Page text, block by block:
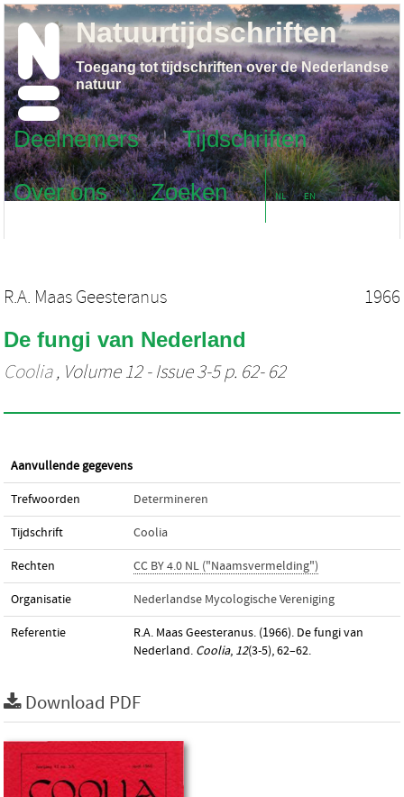
Deelnemers
Tijdschriften
Over ons
Zoeken NL EN
Natuurtijdschriften
Toegang tot tijdschriften over de Nederlandse
natuur
R.A. Maas Geesteranus 1966
De fungi van Nederland
Coolia, Volume 12 - Issue 3-5 p. 62- 62
Aanvullende gegevens
Trefwoorden Determineren
Tijdschrift Coolia
Rechten CC BY 4.0 NL ("Naamsvermelding")
Organisatie Nederlandse Mycologische Vereniging
Referentie
R.A. Maas Geesteranus. (1966). De fungi van
Nederland. Coolia, 12(3-5), 62–62.
Download PDF